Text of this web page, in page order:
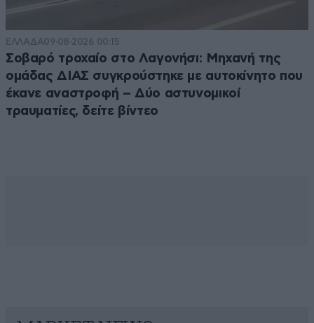
ΕΛΛΑΔΑ09·08·2026 00:15
Σοβαρό τροχαίο στο Λαγονήσι: Μηχανή της
ομάδας ΔΙΑΣ συγκρούστηκε με αυτοκίνητο που
έκανε αναστροφή – Δύο αστυνομικοί
τραυματίες, δείτε βίντεο